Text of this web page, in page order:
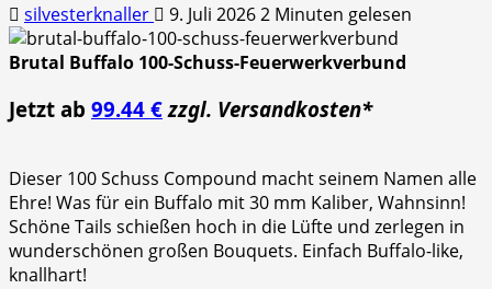
silvesterknaller 9. Juli 20262 Minuten gelesen
Brutal Buffalo 100-Schuss-Feuerwerkverbund
Jetzt ab 99.44 € zzgl. Versandkosten*
Dieser 100 Schuss Compound macht seinem Namen alle
Ehre! Was für ein Buffalo mit 30 mm Kaliber, Wahnsinn!
Schöne Tails schießen hoch in die Lüfte und zerlegen in
wunderschönen großen Bouquets. Einfach Buffalo-like,
knallhart!